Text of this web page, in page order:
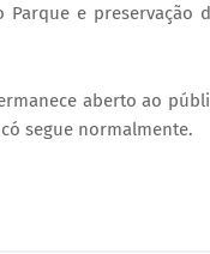
e preservação
aberto ao
segue normalmente.